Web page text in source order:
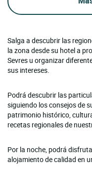
Salga a descubrir las
la zona desde su hotel a
Sevres u organizar
sus intereses.
Podrá descubrir las
siguiendo los consejos de
patrimonio histórico,
recetas regionales de
Por la noche, podrá
alojamiento de calidad en